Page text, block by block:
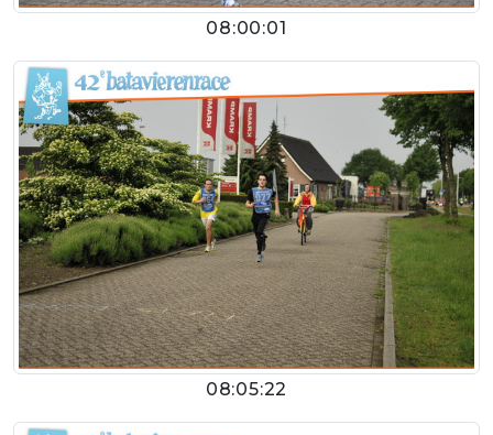
08:00:01
08:05:22